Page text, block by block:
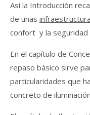
Así la Introducción
de unas
confort y la seguridad
En el capítulo de
repaso básico sirve
particularidades que
concreto de